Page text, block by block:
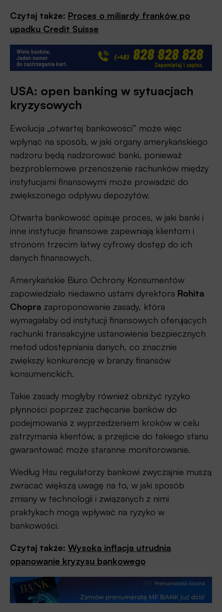
Czytaj także: Proces o miliardy franków po
upadku Credit Suisse
USA: open banking w sytuacjach
kryzysowych
Ewolucja „otwartej bankowości” może więc
wpłynąć na sposób, w jaki organy amerykańskiego
nadzoru będą nadzorować banki, ponieważ
bezproblemowe przenoszenie rachunków między
instytucjami finansowymi może prowadzić do
zwiększonego odpływu depozytów.
Otwarta bankowość opisuje proces, w jaki banki i
inne instytucje finansowe zapewniają klientom i
stronom trzecim łatwy cyfrowy dostęp do ich
danych finansowych.
Amerykańskie Biuro Ochrony Konsumentów
zapowiedziało niedawno ustami dyrektora Rohita
Chopra zaproponowanie zasady, która
wymagałaby od instytucji finansowych oferujących
rachunki transakcyjne ustanowienia bezpiecznych
metod udostępniania danych, co znacznie
zwiększy konkurencję w branży finansów
konsumenckich.
Takie zasady mogłyby również obniżyć ryzyko
płynności poprzez zachęcanie banków do
podejmowania z wyprzedzeniem kroków w celu
zatrzymania klientów, a przejście do takiego stanu
gwarantować może staranne monitorowanie.
Według Hsu regulatorzy bankowi zwyczajnie muszą
zwracać większą uwagę na to, w jaki sposób
zmiany w technologii i związanych z nimi
praktykach mogą wpływać na ryzyko w
bankowości.
Czytaj także: Wysoka inflacja utrudnia
opanowanie kryzysu bankowego